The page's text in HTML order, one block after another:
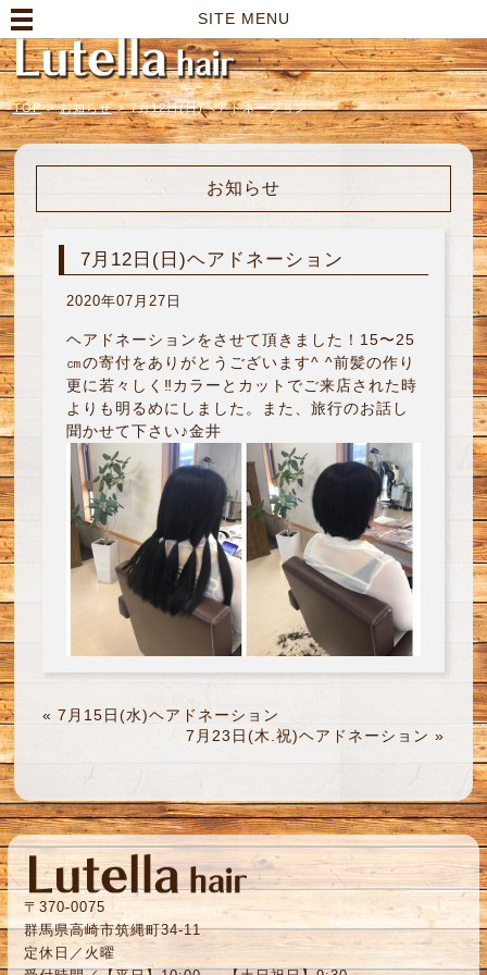
SITE MENU
TOP > お知らせ > 7月12日(日)ヘアドネーション
お知らせ
7月12日(日)ヘアドネーション
2020年07月27日
ヘアドネーションをさせて頂きました！15〜25
㎝の寄付をありがとうございます^ ^前髪の作り
更に若々しく‼︎カラーとカットでご来店された時
よりも明るめにしました。また、旅行のお話し
聞かせて下さい♪金井
« 7月15日(水)ヘアドネーション
7月23日(木.祝)ヘアドネーション »
〒370-0075
群馬県高崎市筑縄町34-11
定休日／火曜